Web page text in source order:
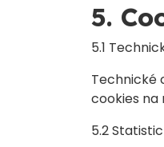
5.
5.1
Technické
cookies na
5.2